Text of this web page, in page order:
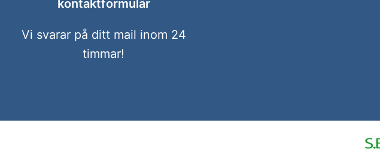
kontaktformulär
Vi svarar på ditt mail inom 24
timmar!